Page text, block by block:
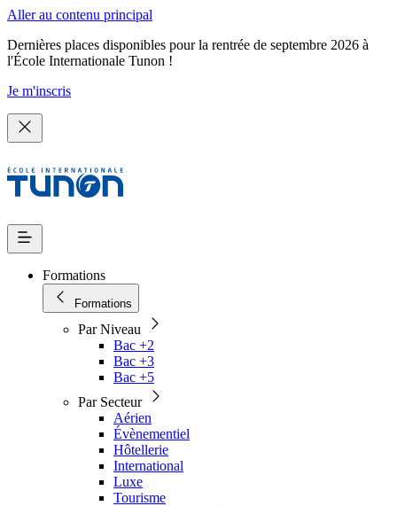
Aller au contenu principal
Dernières places disponibles pour la rentrée de septembre 2026 à
l'École Internationale Tunon !
Je m'inscris
Formations
Formations
Par Niveau
Bac +2
Bac +3
Bac +5
Par Secteur
Aérien
Évènementiel
Hôtellerie
International
Luxe
Tourisme